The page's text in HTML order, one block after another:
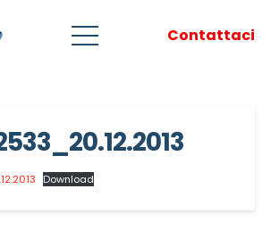
Contattaci
Download